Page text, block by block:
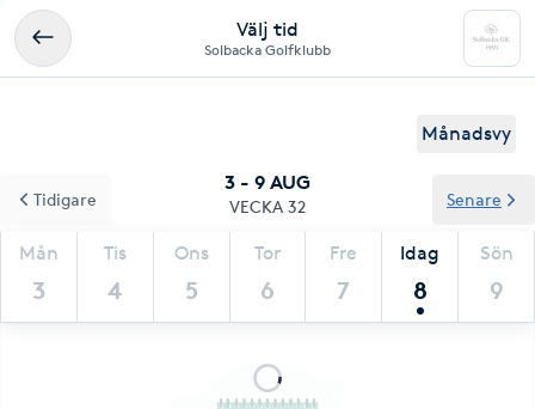
Välj tid
Solbacka Golfklubb
Månadsvy
3 - 9 AUG
VECKA 32
Mån
3
Tis
4
Ons
5
Tor
6
Fre
7
Idag
8
Sön
9
Tidigare Senare